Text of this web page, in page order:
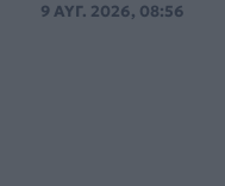
9 ΑΥΓ. 2026, 08:56